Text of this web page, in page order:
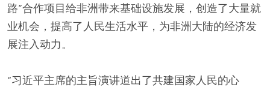
路”合作项目给非洲带来基础设施发展，创造了大量就
业机会，提高了人民生活水平，为非洲大陆的经济发
展注入动力。
“习近平主席的主旨演讲道出了共建国家人民的心